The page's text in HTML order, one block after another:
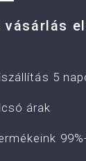
vásárlás
5
árak